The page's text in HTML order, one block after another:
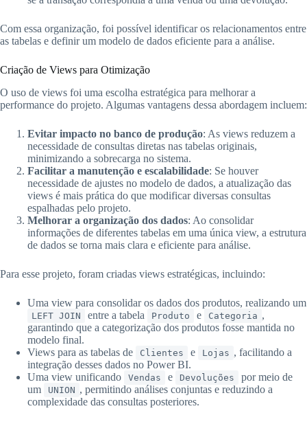
Com essa organização, foi possível identificar os relacionamentos entre
as tabelas e definir um modelo de dados eficiente para a análise.
Criação de Views para Otimização
O uso de views foi uma escolha estratégica para melhorar a
performance do projeto. Algumas vantagens dessa abordagem incluem:
Evitar impacto no banco de produção: As views reduzem a
necessidade de consultas diretas nas tabelas originais,
minimizando a sobrecarga no sistema.
Facilitar a manutenção e escalabilidade: Se houver
necessidade de ajustes no modelo de dados, a atualização das
views é mais prática do que modificar diversas consultas
espalhadas pelo projeto.
Melhorar a organização dos dados: Ao consolidar
informações de diferentes tabelas em uma única view, a estrutura
de dados se torna mais clara e eficiente para análise.
Para esse projeto, foram criadas views estratégicas, incluindo:
Uma view para consolidar os dados dos produtos, realizando um
LEFT JOIN entre a tabela Produto e Categoria ,
garantindo que a categorização dos produtos fosse mantida no
modelo final.
Views para as tabelas de
Clientes e Lojas , facilitando a
integração desses dados no Power BI.
Uma view unificando
Vendas e Devoluções
por meio de
um
UNION , permitindo análises conjuntas e reduzindo a
complexidade das consultas posteriores.